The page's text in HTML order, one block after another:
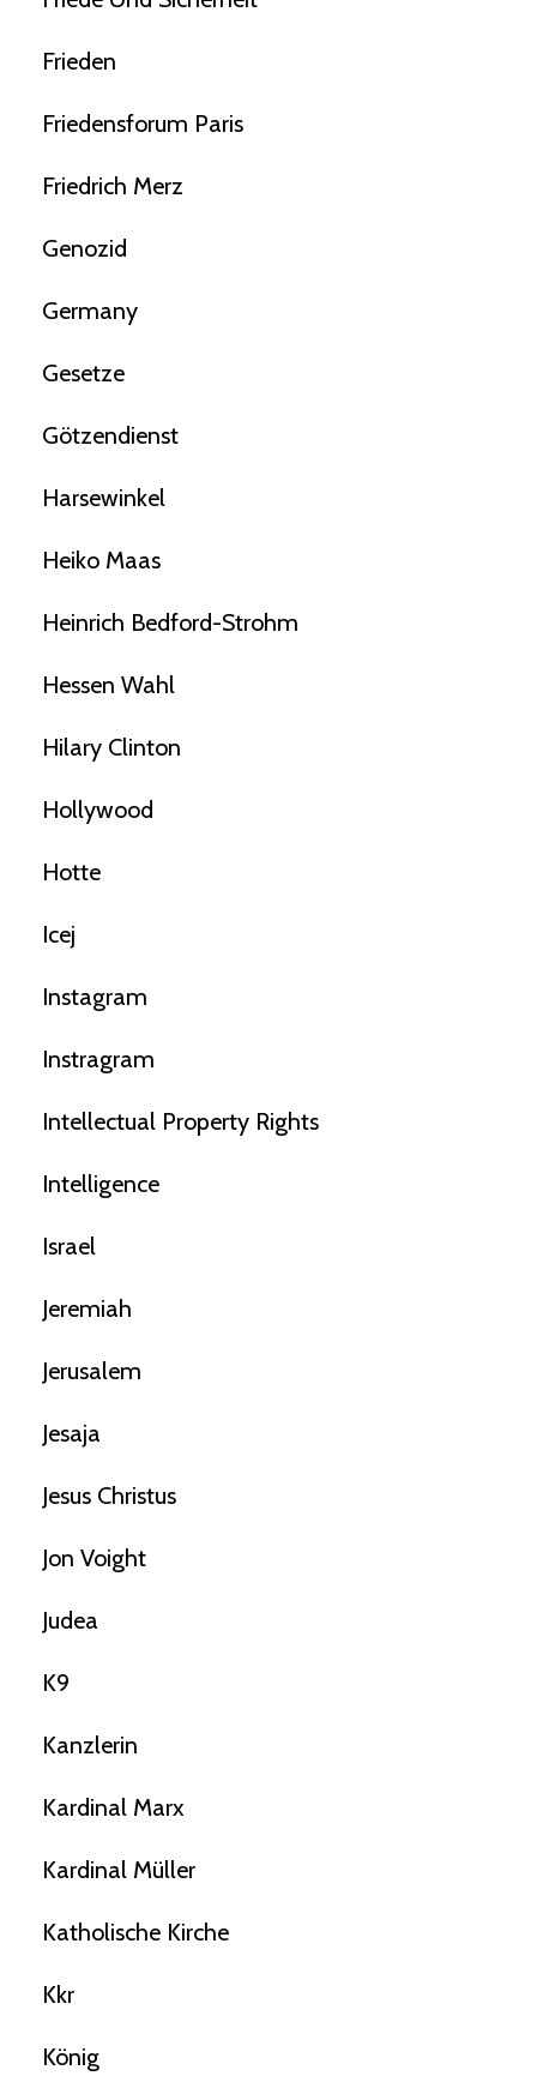
Frieden
Friedensforum Paris
Friedrich Merz
Genozid
Germany
Gesetze
Götzendienst
Harsewinkel
Heiko Maas
Heinrich Bedford-Strohm
Hessen Wahl
Hilary Clinton
Hollywood
Hotte
Icej
Instagram
Instragram
Intellectual Property Rights
Intelligence
Israel
Jeremiah
Jerusalem
Jesaja
Jesus Christus
Jon Voight
Judea
K9
Kanzlerin
Kardinal Marx
Kardinal Müller
Katholische Kirche
Kkr
König